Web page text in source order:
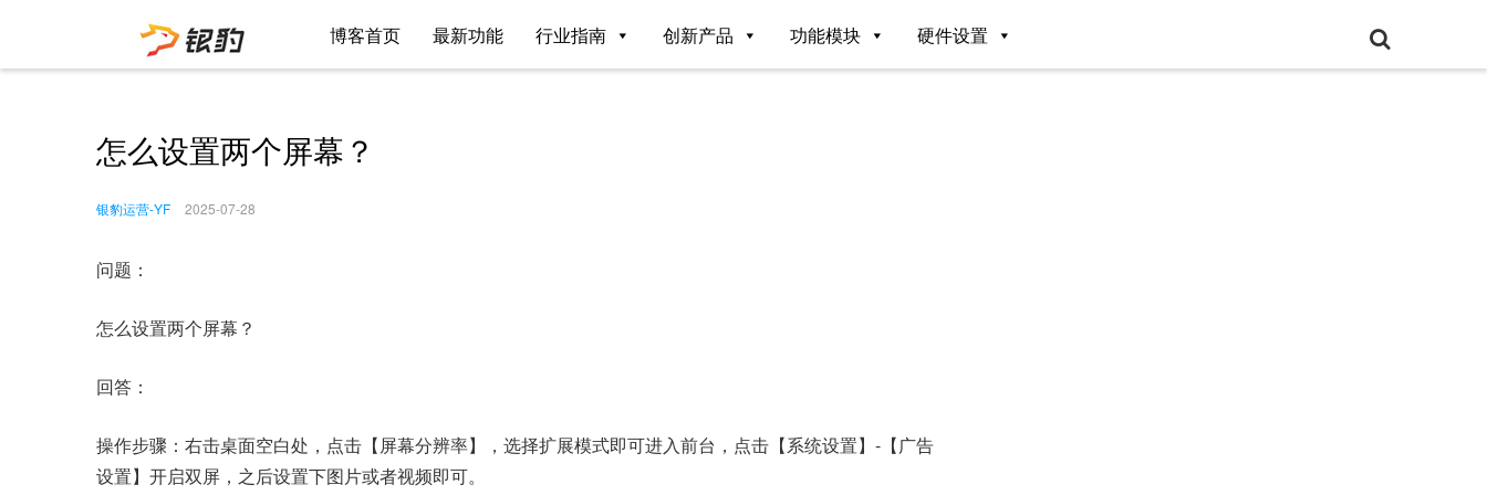
博客首页 最新功能 行业指南 创新产品 功能模块 硬件设置
怎么设置两个屏幕？
银豹运营-YF 2025-07-28
问题：
怎么设置两个屏幕？
回答：
操作步骤：右击桌面空白处，点击【屏幕分辨率】，选择扩展模式即可进入前台，点击【系统设置】-【广告
设置】开启双屏，之后设置下图片或者视频即可。